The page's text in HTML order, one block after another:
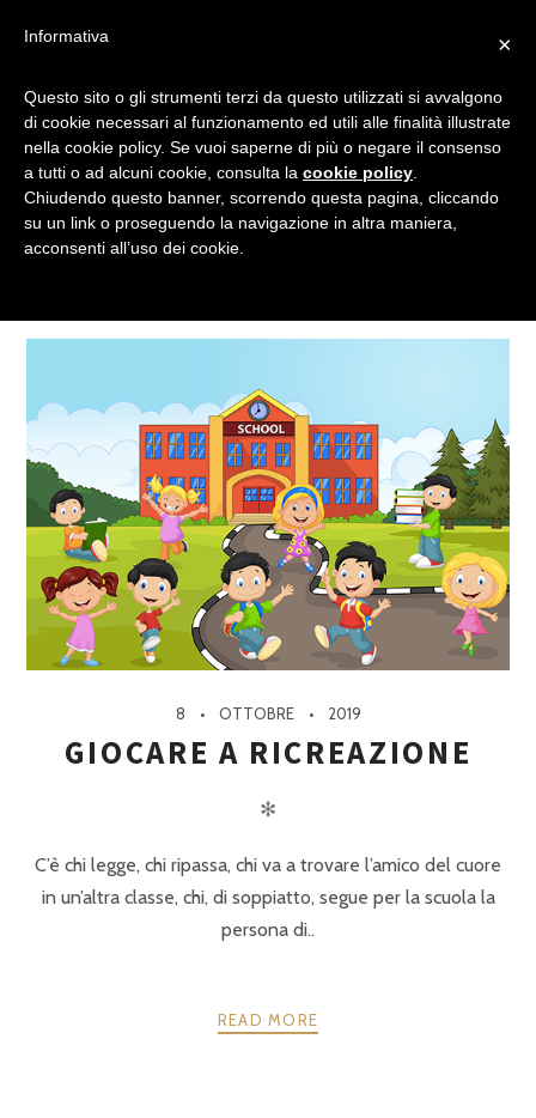
GIOCHI RICREAZIONE
Tagged
8 OTTOBRE 2019
GIOCARE A RICREAZIONE
✻
C’è chi legge, chi ripassa, chi va a trovare l’amico del cuore
in un’altra classe, chi, di soppiatto, segue per la scuola la
persona di..
READ MORE
×
Informativa
Questo sito o gli strumenti terzi da questo utilizzati si avvalgono
di cookie necessari al funzionamento ed utili alle finalità illustrate
nella cookie policy. Se vuoi saperne di più o negare il consenso
a tutti o ad alcuni cookie, consulta la cookie policy
Chiudendo questo banner, scorrendo questa pagina, cliccando
su un link o proseguendo la navigazione in altra maniera,
acconsenti all’uso dei cookie.